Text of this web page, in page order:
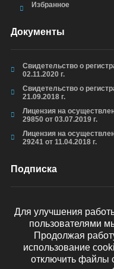
Избранное
Документы
Свидетельство о
02.11.2020 г.
Свидетельство о
21.09.2018 г.
Лицензия на
29850 от 03.07.2019 г.
Лицензия на
29241 от 11.04.2018 г.
Подписка
Для улучшения
пользователями
Продолжая
использование
отключить файлы